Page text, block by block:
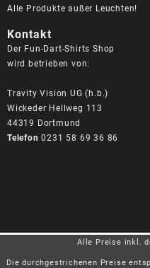
Alle Produkte außer Leuchten!
Kontakt
Der Fun-Dart-Shirts Shop
wird betrieben von:
Travity Vision UG (h.b.)
Wickeder Hellweg 113
44319 Dortmund
Telefon 0231 58 69 36 86
Alle Preise inkl.
Die durchgestrichenen Preise